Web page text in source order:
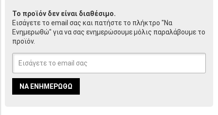
Το προϊόν δεν είναι διαθέσιμο.
Εισάγετε το email σας και πατήστε το πλήκτρο "Να
Ενημερωθώ" για να σας ενημερώσουμε μόλις παραλάβουμε το
προϊόν.
ΝΑ ΕΝΗΜΕΡΩΘΏ